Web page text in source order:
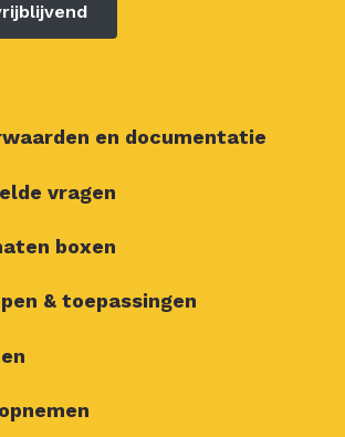
en documentatie
vragen
boxen
& toepassingen